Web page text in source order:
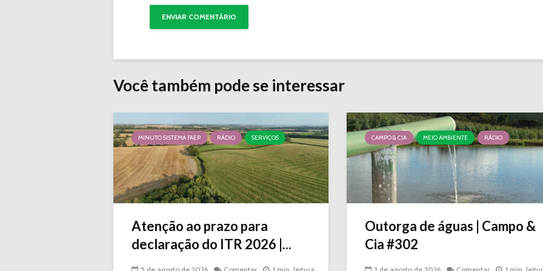
Você também pode se interessar
MINUTO SISTEMA FAEP RÁDIO SERVIÇOS
Atenção ao prazo para
declaração do ITR 2026 |...
CAMPO & CIA MEIO AMBIENTE RÁDIO
Outorga de águas | Campo &
Cia #302